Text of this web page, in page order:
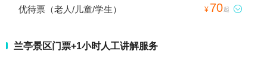
优待票（老人/儿童/学生） ¥ 70起 
兰亭景区门票+1小时人工讲解服务